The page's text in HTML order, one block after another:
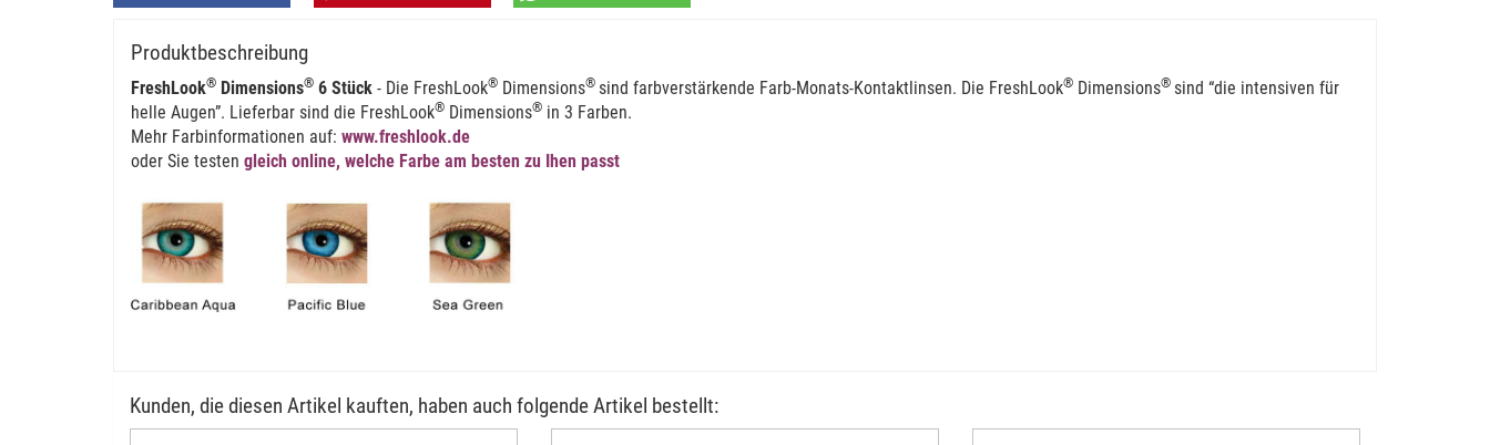
Produktbeschreibung
FreshLook® Dimensions® 6 Stück - Die FreshLook® Dimensions® sind farbverstärkende Farb-Monats-Kontaktlinsen. Die FreshLook® Dimensions® sind “die intensiven für
helle Augen”. Lieferbar sind die FreshLook® Dimensions® in 3 Farben.
Mehr Farbinformationen auf: www.freshlook.de
oder Sie testen gleich online, welche Farbe am besten zu Ihen passt
Kunden, die diesen Artikel kauften, haben auch folgende Artikel bestellt: